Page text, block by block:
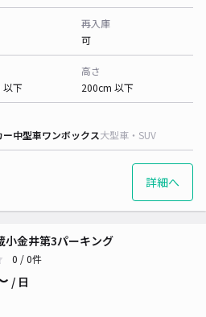
再入庫
可
以下
高さ
200cm 以下
ー中型車ワンボックス大型車・SUV
詳細へ
小金井第3パーキング
0 / 0件
/ 日